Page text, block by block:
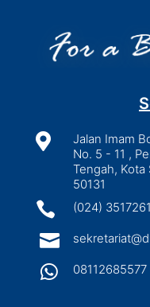

Jalan Imam
No. 5 - 11 ,
Tengah, Kota
50131
 (024) 3517261

 08112685577